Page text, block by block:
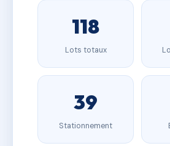
118
Lots totaux
39
Stationnement